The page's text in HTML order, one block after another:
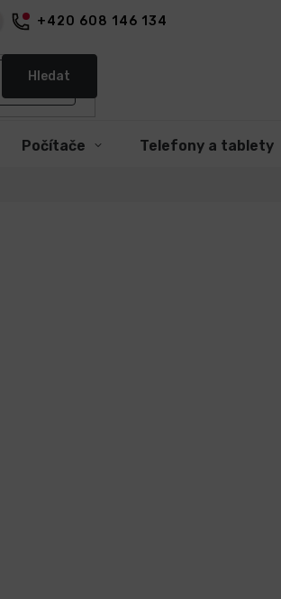
+420 608 146 134
Hledat
Počítače Telefony a tablety